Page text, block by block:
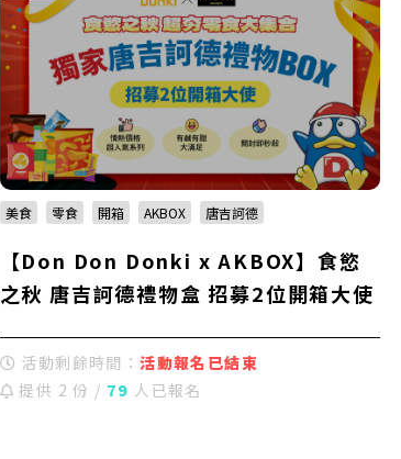
美食 零食 開箱 AKBOX 唐吉訶德
【Don Don Donki x AKBOX】食慾
之秋 唐吉訶德禮物盒 招募2位開箱大使
活動剩餘時間：活動報名已結束
提供 2 份 / 79 人已報名